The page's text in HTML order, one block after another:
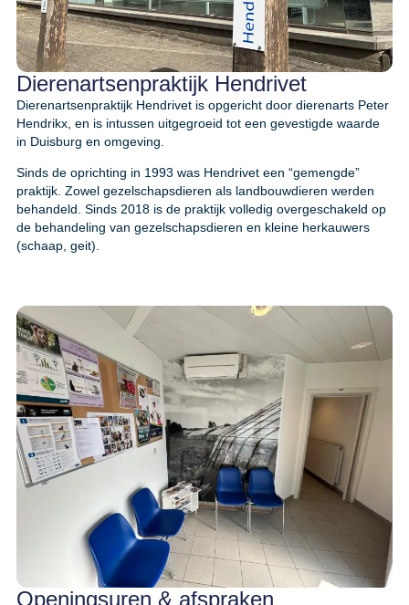
Dierenartsenpraktijk Hendrivet
Dierenartsenpraktijk Hendrivet is opgericht door dierenarts Peter
Hendrikx, en is intussen uitgegroeid tot een gevestigde waarde
in Duisburg en omgeving.
Sinds de oprichting in 1993 was Hendrivet een “gemengde”
praktijk. Zowel gezelschapsdieren als landbouwdieren werden
behandeld. Sinds 2018 is de praktijk volledig overgeschakeld op
de behandeling van gezelschapsdieren en kleine herkauwers
(schaap, geit).
Openingsuren & afspraken